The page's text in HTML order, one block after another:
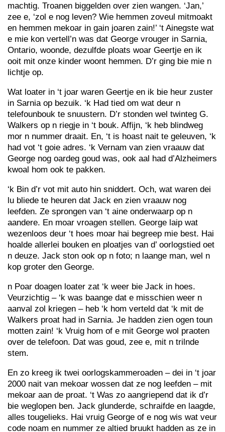
machtig. Troanen biggelden over zien wangen. ‘Jan,’
zee e, ‘zol e nog leven? Wie hemmen zoveul mitmoakt
en hemmen mekoar in gain joaren zain!’ ‘t Ainegste wat
e mie kon vertell’n was dat George vrouger in Sarnia,
Ontario, woonde, dezulfde ploats woar Geertje en ik
ooit mit onze kinder woont hemmen. D’r ging bie mie n
lichtje op.
Wat loater in ‘t joar waren Geertje en ik bie heur zuster
in Sarnia op bezuik. ‘k Had tied om wat deur n
telefounbouk te snuustern. D’r stonden wel twinteg G.
Walkers op n riegje in ‘t bouk. Affijn, ‘k heb blindweg
mor n nummer draait. En, ‘t is hoast nait te geleuven, ‘k
had vot ‘t goie adres. ‘k Vernam van zien vraauw dat
George nog oardeg goud was, ook aal had d’Alzheimers
kwoal hom ook te pakken.
‘k Bin d’r vot mit auto hin sniddert. Och, wat waren dei
lu bliede te heuren dat Jack en zien vraauw nog
leefden. Ze sprongen van ‘t aine onderwaarp op n
aandere. En moar vroagen stellen. George laip wat
wezenloos deur ‘t hoes moar hai begreep mie best. Hai
hoalde allerlei bouken en ploatjes van d’ oorlogstied oet
n deuze. Jack ston ook op n foto; n laange man, wel n
kop groter den George.
n Poar doagen loater zat ‘k weer bie Jack in hoes.
Veurzichtig – ‘k was baange dat e misschien weer n
aanval zol kriegen – heb ‘k hom verteld dat ‘k mit de
Walkers proat had in Sarnia. Je hadden zien ogen toun
motten zain! ‘k Vruig hom of e mit George wol praoten
over de telefoon. Dat was goud, zee e, mit n trilnde
stem.
En zo kreeg ik twei oorlogskammeroaden – dei in ‘t joar
2000 nait van mekoar wossen dat ze nog leefden – mit
mekoar aan de proat. ‘t Was zo aangriepend dat ik d’r
bie weglopen ben. Jack glunderde, schraifde en laagde,
alles tougelieks. Hai vruig George of e nog wis wat veur
code noam en nummer ze altied bruukt hadden as ze in